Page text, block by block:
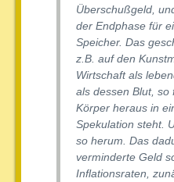
Überschußgeld,
der Endphase für
Speicher. Das
z.B. auf den
Wirtschaft als
als dessen Blut, so
Körper heraus in
Spekulation steht.
so herum. Das
verminderte Geld
Inflationsraten,